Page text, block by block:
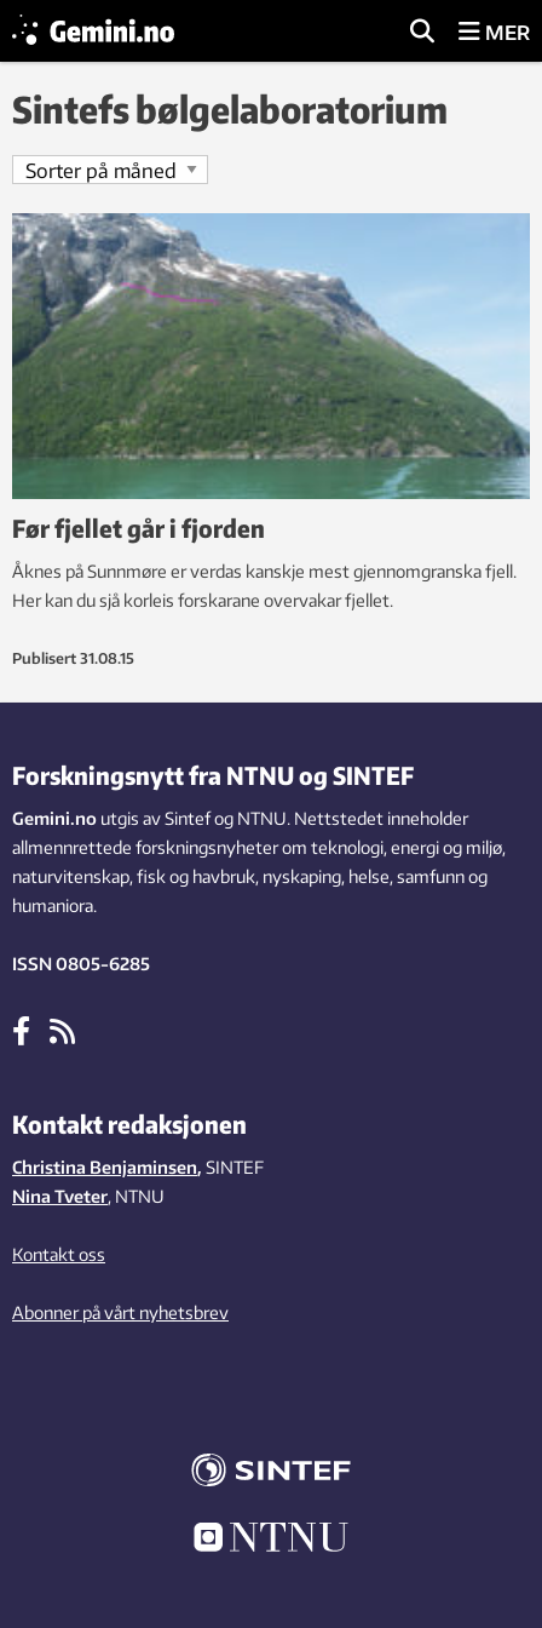
MER
Sintefs bølgelaboratorium
Før fjellet går i fjorden
Åknes på Sunnmøre er verdas kanskje mest gjennomgranska fjell.
Her kan du sjå korleis forskarane overvakar fjellet.
Publisert 31.08.15
Forskningsnytt fra NTNU og SINTEF
Gemini.no utgis av Sintef og NTNU. Nettstedet inneholder
allmennrettede forskningsnyheter om teknologi, energi og miljø,
naturvitenskap, fisk og havbruk, nyskaping, helse, samfunn og
humaniora.
ISSN 0805-6285
Kontakt redaksjonen
Christina Benjaminsen, SINTEF
Nina Tveter, NTNU
Kontakt oss
Abonner på vårt nyhetsbrev